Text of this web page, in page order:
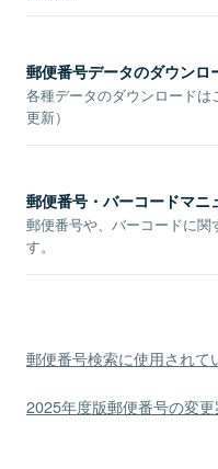
郵便番号データのダウンロ
各種データのダウンロードは
更新）
郵便番号・バーコードマニ
郵便番号や、バーコードに関
す。
郵便番号検索に使用されて
2025年度版郵便番号の変更